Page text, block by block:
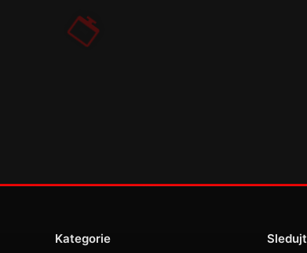
Kategorie